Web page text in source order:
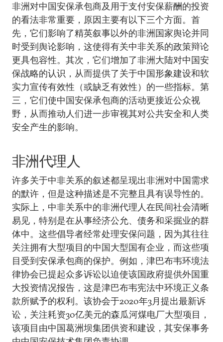
非洲对中国安保承包商及用于支付安保薪酬的投资
的看法非常重要，原因主要有以下三个方面。首
先，它们影响了精英叙事以外的非洲国家舆论并同
时受到舆论影响，这使得有关中非关系的政策辩论
更具包容性。其次，它们增加了非洲大陆对中国安
保战略的认识，从而提供了关于中国形象建设和软
实力宣传有效性（或缺乏有效性）的一些指标。第
三，它们使中国安保承包商的活动更接近公众视
野，从而推动人们进一步审视其对公共安全和人类
安全产生的影响。
非洲代理人
许多关于中非关系的叙述都呈现出非洲对中国需求
的默许，但是这种描述是不完整且具有误导性的。
实际上，中非关系中的非洲代理人在民间社会清晰
易见，特别是在从事经济公允、债务和采掘业的群
体中。这些倡导者经常处理安保问题，因为其往往
关注拥有大型项目的中国大型国有企业，而这些项
目受到安保承包商的保护。例如，津巴布韦环境法
律协会已提起众多诉讼以迫使该国政府提供外国重
大投资情况报告，这是津巴布韦宪法中环境正义条
款所赋予的权利。该协会于2020年3月提出最新诉
讼，关注耗资30亿美元的森瓜河煤电厂大型项目，
该项目由中国葛洲坝集团供资和建设，其安保事务